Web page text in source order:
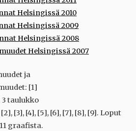
Helsingissä 2010
Helsingissä 2009
Helsingissä 2008
Helsingissä 2007
ja
[1]
3 taulukko
[3], [4], [5], [6], [7], [8], [9]. Loput
graafista.